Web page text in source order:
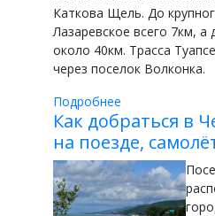
Каткова Щель. До
Лазаревское всего 7км, а
около 40км. Трасса
через поселок Волконка.
Подробнее
Как добраться в
на поезде,